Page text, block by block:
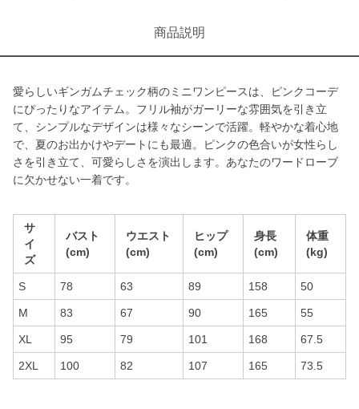
商品説明
愛らしいギンガムチェック柄のミニワンピースは、ピンクコーデ
にぴったりなアイテム。フリル袖がガーリーな雰囲気を引き立
て、シンプルなデザインは様々なシーンで活躍。軽やかな着心地
で、夏のお出かけやデートにも最適。ピンクの色合いが女性らし
さを引き立て、可愛らしさを演出します。あなたのワードローブ
に欠かせない一着です。
サ
イ
ズ
バスト
(cm)
ウエスト
(cm)
ヒップ
(cm)
身長
(cm)
体重
(kg)
S 78 63 89 158 50
M 83 67 90 165 55
XL 95 79 101 168 67.5
2XL 100 82 107 165 73.5